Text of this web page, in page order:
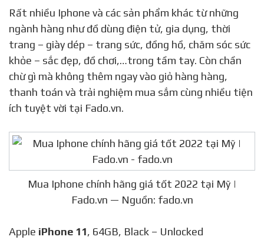
Rất nhiều Iphone và các sản phẩm khác từ những
ngành hàng như đồ dùng điện tử, gia dụng, thời
trang – giày dép – trang sức, đồng hồ, chăm sóc sức
khỏe – sắc đẹp, đồ chơi,…trong tầm tay. Còn chần
chừ gì mà không thêm ngay vào giỏ hàng hàng,
thanh toán và trải nghiệm mua sắm cùng nhiều tiện
ích tuyệt vời tại Fado.vn.
Mua Iphone chính hãng giá tốt 2022 tại Mỹ |
Fado.vn — Nguồn: fado.vn
Apple iPhone 11, 64GB, Black – Unlocked